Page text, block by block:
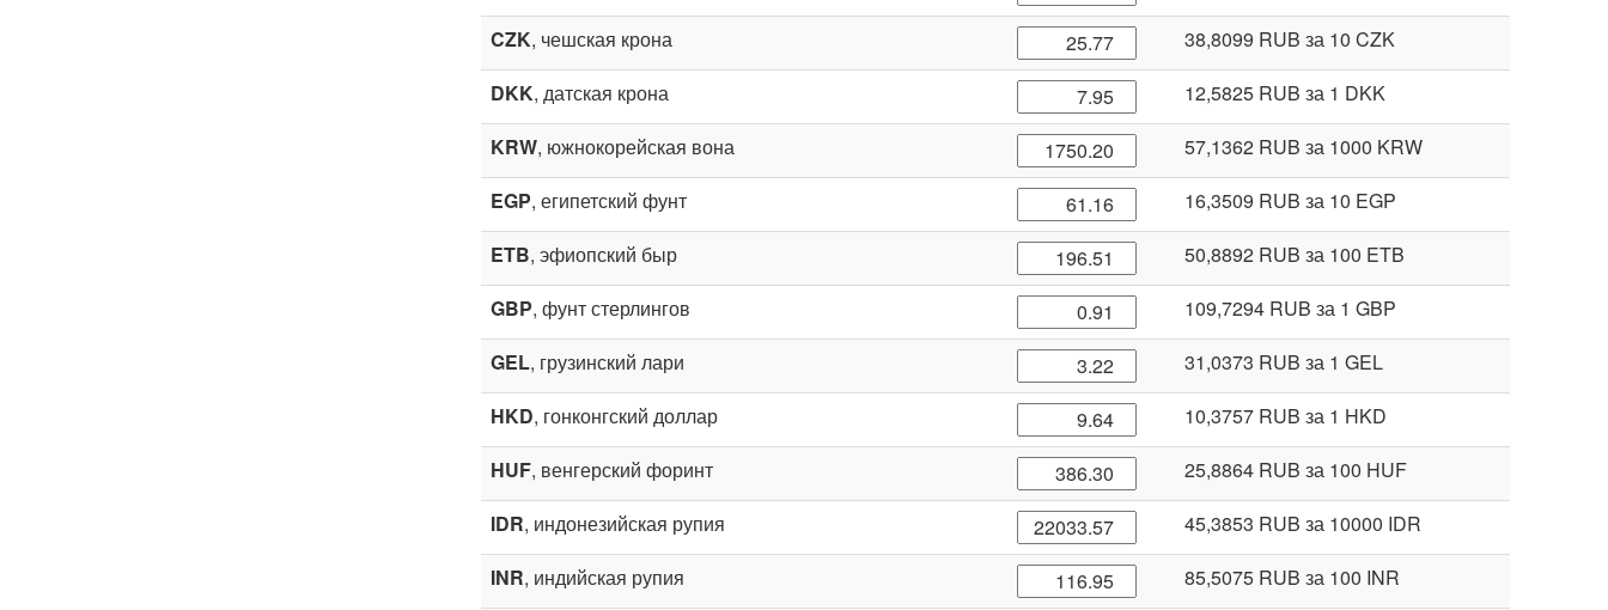
CZK, чешская крона 38,8099 RUB за 10 CZK
DKK, датская крона 12,5825 RUB за 1 DKK
KRW, южнокорейская вона 57,1362 RUB за 1000 KRW
EGP, египетский фунт 16,3509 RUB за 10 EGP
ETB, эфиопский быр 50,8892 RUB за 100 ETB
GBP, фунт стерлингов 109,7294 RUB за 1 GBP
GEL, грузинский лари 31,0373 RUB за 1 GEL
HKD, гонконгский доллар 10,3757 RUB за 1 HKD
HUF, венгерский форинт 25,8864 RUB за 100 HUF
IDR, индонезийская рупия 45,3853 RUB за 10000 IDR
INR, индийская рупия 85,5075 RUB за 100 INR